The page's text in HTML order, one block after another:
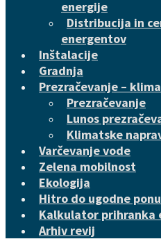
energije
Distribucija in
energentov
Inštalacije
Gradnja
Prezračevanje –
Prezračevanje
Lunos
Klimatske
Varčevanje vode
Zelena mobilnost
Ekologija
Hitro do ugodne
Kalkulator prihranka
Arhiv revij